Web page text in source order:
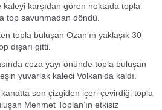
kaleyi karşıdan gören noktada topla
top savunmadan döndü.
topla buluşan Ozan’ın yaklaşık 30
dışarı gitti.
ceza yayı önünde topla buluşan
yuvarlak kaleci Volkan’da kaldı.
son çizgiden içeri çevirdiği topla
Mehmet Toplan’ın etkisiz